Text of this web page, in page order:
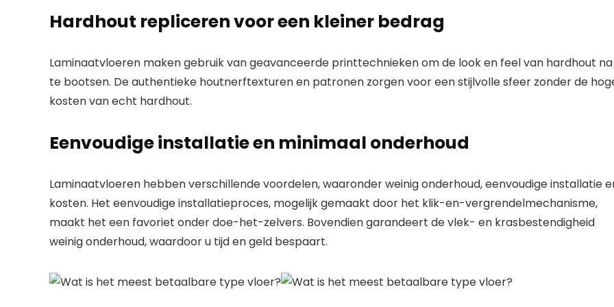
Hardhout repliceren voor een kleiner bedrag
Laminaatvloeren maken gebruik van geavanceerde printtechnieken om de look en feel van hardhout na
te bootsen. De authentieke houtnerftexturen en patronen zorgen voor een stijlvolle sfeer zonder de
kosten van echt hardhout.
Eenvoudige installatie en minimaal onderhoud
Laminaatvloeren hebben verschillende voordelen, waaronder weinig onderhoud, eenvoudige installatie
kosten. Het eenvoudige installatieproces, mogelijk gemaakt door het klik-en-vergrendelmechanisme,
maakt het een favoriet onder doe-het-zelvers. Bovendien garandeert de vlek- en krasbestendigheid
weinig onderhoud, waardoor u tijd en geld bespaart.